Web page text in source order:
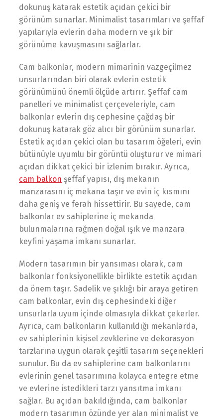
dokunuş katarak estetik açıdan çekici bir
görünüm sunarlar. Minimalist tasarımları ve şeffaf
yapılarıyla evlerin daha modern ve şık bir
görünüme kavuşmasını sağlarlar.
Cam balkonlar, modern mimarinin vazgeçilmez
unsurlarından biri olarak evlerin estetik
görünümünü önemli ölçüde artırır. Şeffaf cam
panelleri ve minimalist çerçeveleriyle, cam
balkonlar evlerin dış cephesine çağdaş bir
dokunuş katarak göz alıcı bir görünüm sunarlar.
Estetik açıdan çekici olan bu tasarım öğeleri, evin
bütünüyle uyumlu bir görüntü oluşturur ve mimari
açıdan dikkat çekici bir izlenim bırakır. Ayrıca,
cam balkon şeffaf yapısı, dış mekanın
manzarasını iç mekana taşır ve evin iç kısmını
daha geniş ve ferah hissettirir. Bu sayede, cam
balkonlar ev sahiplerine iç mekanda
bulunmalarına rağmen doğal ışık ve manzara
keyfini yaşama imkanı sunarlar.
Modern tasarımın bir yansıması olarak, cam
balkonlar fonksiyonellikle birlikte estetik açıdan
da önem taşır. Sadelik ve şıklığı bir araya getiren
cam balkonlar, evin dış cephesindeki diğer
unsurlarla uyum içinde olmasıyla dikkat çekerler.
Ayrıca, cam balkonların kullanıldığı mekanlarda,
ev sahiplerinin kişisel zevklerine ve dekorasyon
tarzlarına uygun olarak çeşitli tasarım seçenekleri
sunulur. Bu da ev sahiplerine cam balkonlarını
evlerinin genel tasarımına kolayca entegre etme
ve evlerine istedikleri tarzı yansıtma imkanı
sağlar. Bu açıdan bakıldığında, cam balkonlar
modern tasarımın özünde yer alan minimalist ve